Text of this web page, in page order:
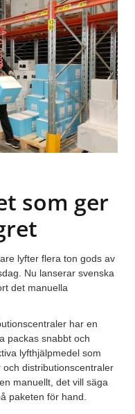
som ger
lyfter flera ton gods av
Nu lanserar svenska
det manuella
har en
packas snabbt och
lyfthjälpmedel som
distributionscentraler
manuellt, det vill säga
paketen för hand.